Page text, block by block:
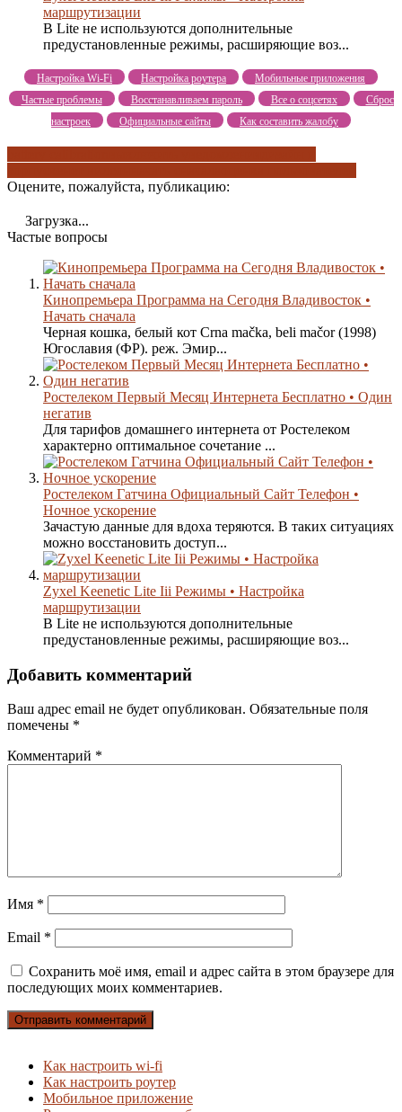
маршрутизации
В Lite не используются дополнительные
предустановленные режимы, расширяющие воз...
Настройка Wi-Fi Настройка роутера
Мобильные приложения
Частые проблемы
Восстанавливаем пароль Все о соцсетях
Сброс
настроек
Официальные сайты Как составить жалобу
Оцените, пожалуйста, публикацию:
Загрузка...
Частые вопросы
Кинопремьера Программа на Сегодня Владивосток •
Начать сначала
Черная кошка, белый кот Crna mačka, beli mačor (1998)
Югославия (ФР). реж. Эмир...
Ростелеком Первый Месяц Интернета Бесплатно • Один
негатив
Для тарифов домашнего интернета от Ростелеком
характерно оптимальное сочетание ...
Ростелеком Гатчина Официальный Сайт Телефон •
Ночное ускорение
Зачастую данные для вдоха теряются. В таких ситуациях
можно восстановить доступ...
Zyxel Keenetic Lite Iii Режимы • Настройка
маршрутизации
В Lite не используются дополнительные
предустановленные режимы, расширяющие воз...
Добавить комментарий
Ваш адрес email не будет опубликован. Обязательные поля
помечены *
Комментарий *
Имя *
Email *
Сохранить моё имя, email и адрес сайта в этом браузере для
последующих моих комментариев.
Как настроить wi-fi
Как настроить роутер
Мобильное приложение